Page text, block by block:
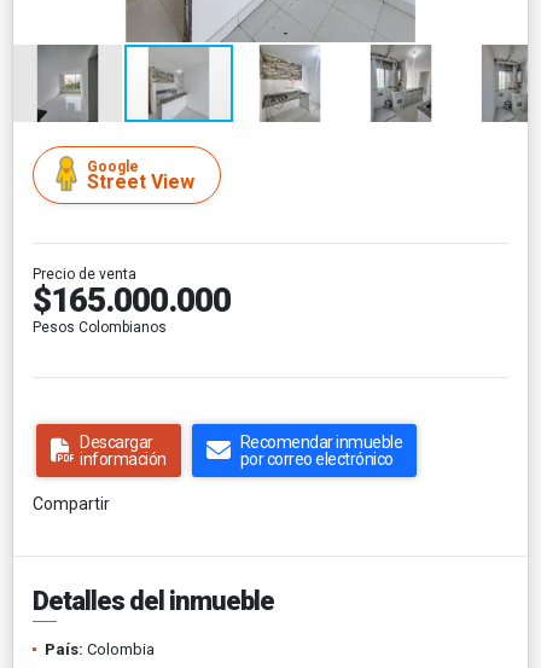
Google
Street View
Precio de venta
$165.000.000
Pesos Colombianos
Descargar
información
Recomendar inmueble
por correo electrónico
Compartir
Detalles del inmueble
País: Colombia